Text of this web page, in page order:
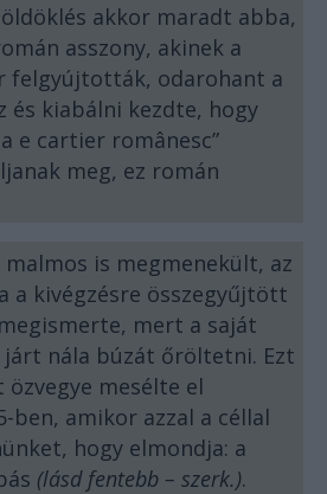
akkor maradt abba,
asszony, akinek a
felgyújtották, odarohant a
és kiabálni kezdte, hogy
e cartier românesc”
meg, ez román
is megmenekült, az
a kivégzésre összegyűjtött
mert a saját
nála búzát őröltetni. Ezt
mesélte el
ben, amikor azzal a céllal
hogy elmondja: a
(lásd fentebb – szerk.).